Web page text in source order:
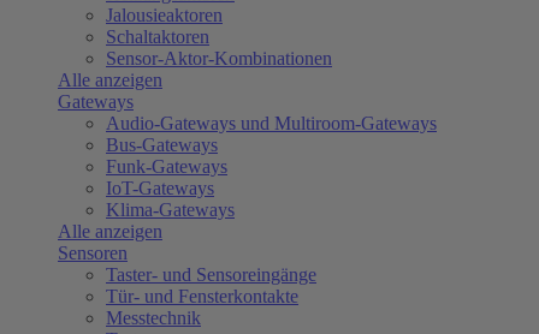
Jalousieaktoren
Schaltaktoren
Sensor-Aktor-Kombinationen
Alle anzeigen
Gateways
Audio-Gateways und Multiroom-Gateways
Bus-Gateways
Funk-Gateways
IoT-Gateways
Klima-Gateways
Alle anzeigen
Sensoren
Taster- und Sensoreingänge
Tür- und Fensterkontakte
Messtechnik